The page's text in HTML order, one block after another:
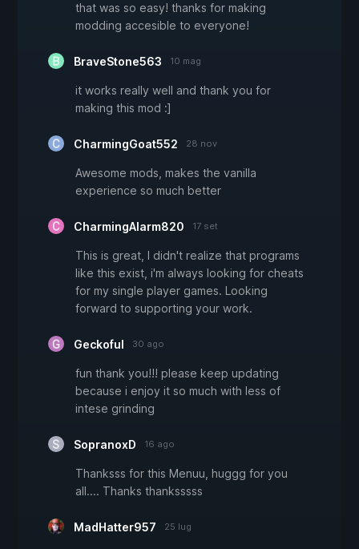
that was so easy! thanks for making
modding accesible to everyone!
BraveStone563 10 mag
it works really well and thank you for
making this mod :]
CharmingGoat552 28 nov
Awesome mods, makes the vanilla
experience so much better
CharmingAlarm820 17 set
This is great, I didn't realize that programs
like this exist, i'm always looking for cheats
for my single player games. Looking
forward to supporting your work.
Geckoful 30 ago
fun thank you!!! please keep updating
because i enjoy it so much with less of
intese grinding
SopranoxD 16 ago
Thanksss for this Menuu, huggg for you
all.... Thanks thanksssss
MadHatter957 25 lug